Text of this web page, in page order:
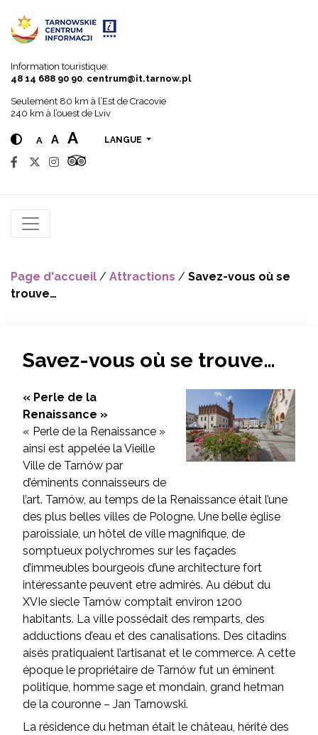
Information touristique:
48 14 688 90 90 centrum@it.tarnow.pl
Seulement 80 km à l’Est de Cracovie
240 km à l’ouest de Lviv
A A A LANGUE
Page d'accueil / Attractions / Savez-vous où se
trouve…
Savez-vous où se trouve…
« Perle de la
Renaissance »
« Perle de la Renaissance »
ainsi est appelée la Vieille
Ville de Tarnów par
d’éminents connaisseurs de
l’art. Tarnów, au temps de la Renaissance était l’une
des plus belles villes de Pologne. Une belle église
paroissiale, un hôtel de ville magnifique, de
somptueux polychromes sur les façades
d’immeubles bourgeois d’une architecture fort
intéressante peuvent etre admirés. Au début du
XVIe siecle Tarnów comptait environ 1200
habitants. La ville possédait des remparts, des
adductions d’eau et des canalisations. Des citadins
aisés pratiquaient l’artisanat et le commerce. A cette
époque le propriétaire de Tarnów fut un éminent
politique, homme sage et mondain, grand hetman
de la couronne – Jan Tarnowski.
La résidence du hetman était le château, hérité des